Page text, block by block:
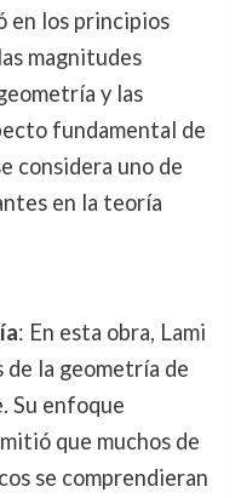
en los principios
magnitudes
y las
fundamental de
considera uno de
en la teoría
: En esta obra, Lami
de la geometría de
Su enfoque
que muchos de
se comprendieran